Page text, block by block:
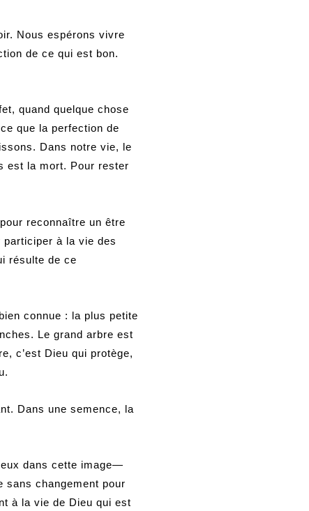
Nous espérons vivre
de ce qui est bon.
quand quelque chose
que la perfection de
Dans notre vie, le
est la mort. Pour rester
reconnaître un être
participer à la vie des
résulte de ce
connue : la plus petite
Le grand arbre est
c’est Dieu qui protège,
Dans une semence, la
dans cette image—
sans changement pour
à la vie de Dieu qui est